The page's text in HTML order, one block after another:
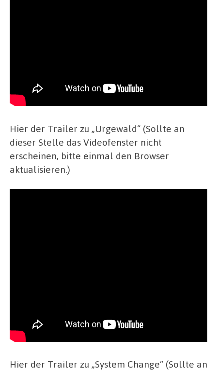
Hier der Trailer zu „Urgewald“ (Sollte an
dieser Stelle das Videofenster nicht
erscheinen, bitte einmal den Browser
aktualisieren.)
Hier der Trailer zu „System Change“ (Sollte an